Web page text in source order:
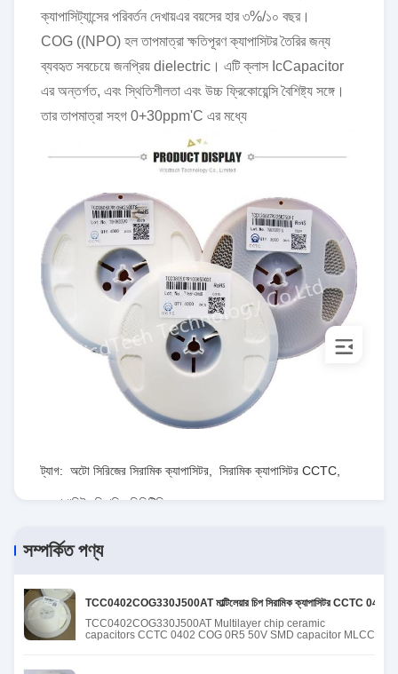
ক্যাপাসিট্যান্সের পরিবর্তন দেখায়এর বয়সের হার ৩%/১০ বছর।
COG ((NPO) হল তাপমাত্রা ক্ষতিপূরণ ক্যাপাসিটর তৈরির জন্য
ব্যবহৃত সবচেয়ে জনপ্রিয় dielectric। এটি ক্লাস IcCapacitor
এর অন্তর্গত, এবং স্থিতিশীলতা এবং উচ্চ ফ্রিকোয়েন্সি বৈশিষ্ট্য সঙ্গে।
তার তাপমাত্রা সহগ 0+30ppm'C এর মধ্যে
ট্যাগ: অটো সিরিজের সিরামিক ক্যাপাসিটর সিরামিক ক্যাপাসিটর CCTC
ক্যাপাসিটর সিরামিক সিসিটিসি
সম্পর্কিত পণ্য
TCC0402COG330J500AT মাল্টিলেয়ার চিপ সিরামিক ক্যাপাসিটর CCTC
TCC0402COG330J500AT Multilayer chip ceramic
capacitors CCTC 0402 COG 0R5 50V SMD capacitor MLCC